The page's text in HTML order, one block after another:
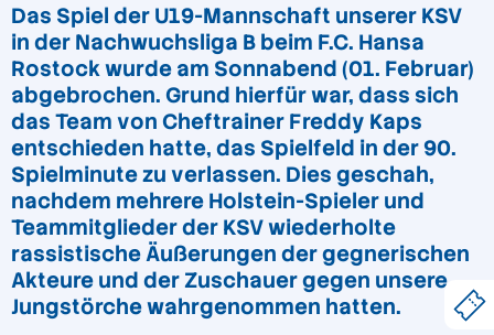
Das Spiel der U19-Mannschaft unserer KSV
in der Nachwuchsliga B beim F.C. Hansa
Rostock wurde am Sonnabend (01. Februar)
abgebrochen. Grund hierfür war, dass sich
das Team von Cheftrainer Freddy Kaps
entschieden hatte, das Spielfeld in der 90.
Spielminute zu verlassen. Dies geschah,
nachdem mehrere Holstein-Spieler und
Teammitglieder der KSV wiederholte
rassistische Äußerungen der gegnerischen
Akteure und der Zuschauer gegen unsere
Jungstörche wahrgenommen hatten.